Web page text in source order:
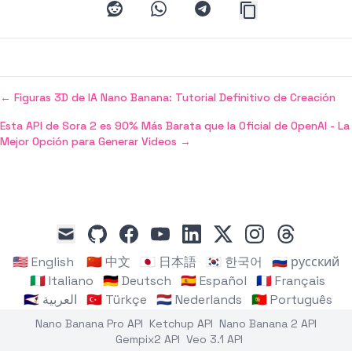
reddit
whatsapptelegram
← Figuras 3D de IA Nano Banana: Tutorial Definitivo de Creación
Esta API de Sora 2 es 90% Más Barata que la Oficial de OpenAI - La
Mejor Opción para Generar Videos →
mail
githubfacebookyoutubelinkedin
x instagramthreads
🇺🇸 English 🇨🇳 中文 🇯🇵 日本語 🇰🇷 한국어
🇷🇺 русский
🇮🇹 Italiano
🇩🇪 Deutsch 🇪🇸 Español
🇫🇷 Français
🇸🇦 العربية
🇹🇷 Türkçe 🇳🇱 Nederlands 🇵🇹 Português
Nano Banana Pro API Ketchup API Nano Banana 2 API
Gempix2 API Veo 3.1 API